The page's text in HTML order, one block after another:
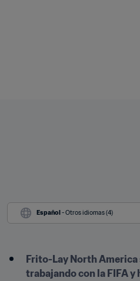
Español - Otros idiomas (4)
Frito-Lay North
trabajando con la FIFA y